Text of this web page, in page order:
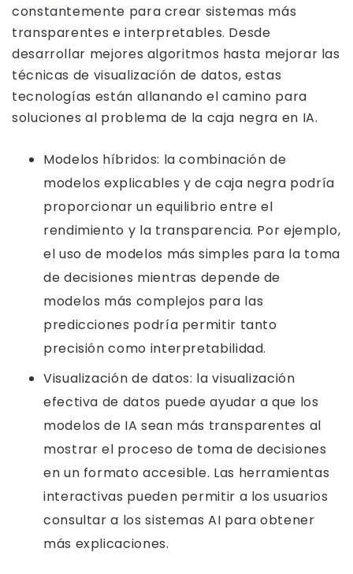
constantemente para crear sistemas más
transparentes e interpretables. Desde
desarrollar mejores algoritmos hasta mejorar las
técnicas de visualización de datos, estas
tecnologías están allanando el camino para
soluciones al problema de la caja negra en IA.
Modelos híbridos: la combinación de
modelos explicables y de caja negra podría
proporcionar un equilibrio entre el
rendimiento y la transparencia. Por ejemplo,
el uso de modelos más simples para la toma
de decisiones mientras depende de
modelos más complejos para las
predicciones podría permitir tanto
precisión como interpretabilidad.
Visualización de datos: la visualización
efectiva de datos puede ayudar a que los
modelos de IA sean más transparentes al
mostrar el proceso de toma de decisiones
en un formato accesible. Las herramientas
interactivas pueden permitir a los usuarios
consultar a los sistemas AI para obtener
más explicaciones.